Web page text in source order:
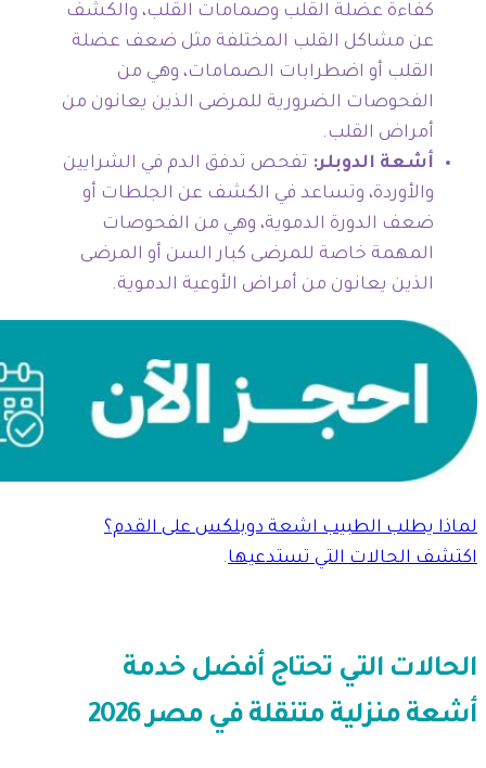
كفاءة عضلة القلب وصمامات القلب، والكشف
عن مشاكل القلب المختلفة مثل ضعف عضلة
القلب أو اضطرابات الصمامات، وهي من
الفحوصات الضرورية للمرضى الذين يعانون من
أمراض القلب.
أشعة الدوبلر: تفحص تدفق الدم في الشرايين
والأوردة، وتساعد في الكشف عن الجلطات أو
ضعف الدورة الدموية، وهي من الفحوصات
المهمة خاصة للمرضى كبار السن أو المرضى
الذين يعانون من أمراض الأوعية الدموية.
لماذا يطلب الطبيب اشعة دوبلكس على القدم؟
اكتشف الحالات التي تستدعيها.
الحالات التي تحتاج أفضل خدمة
أشعة منزلية متنقلة في مصر 2026